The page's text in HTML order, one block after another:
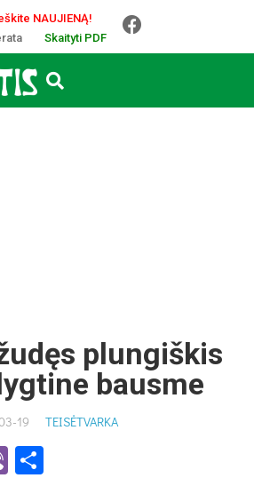
NAUJIENĄ!
Skaityti PDF
plungiškis
bausme
19 TEISĖTVARKA
Viber